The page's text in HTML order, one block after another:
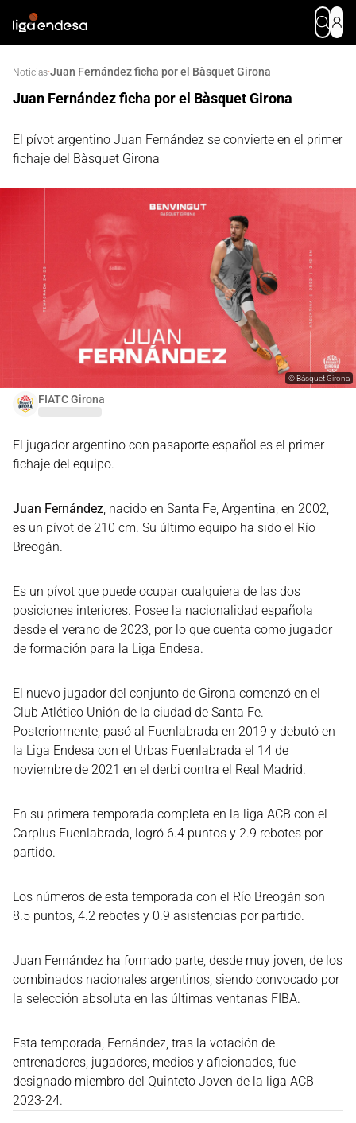
Noticias·Juan Fernández ficha por el Bàsquet Girona
Juan Fernández ficha por el Bàsquet Girona
El pívot argentino Juan Fernández se convierte en el primer
fichaje del Bàsquet Girona
FIATC Girona
© Bàsquet Girona
El jugador argentino con pasaporte español es el primer
fichaje del equipo.
Juan Fernández, nacido en Santa Fe, Argentina, en 2002,
es un pívot de 210 cm. Su último equipo ha sido el Río
Breogán.
Es un pívot que puede ocupar cualquiera de las dos
posiciones interiores. Posee la nacionalidad española
desde el verano de 2023, por lo que cuenta como jugador
de formación para la Liga Endesa.
El nuevo jugador del conjunto de Girona comenzó en el
Club Atlético Unión de la ciudad de Santa Fe.
Posteriormente, pasó al Fuenlabrada en 2019 y debutó en
la Liga Endesa con el Urbas Fuenlabrada el 14 de
noviembre de 2021 en el derbi contra el Real Madrid.
En su primera temporada completa en la liga ACB con el
Carplus Fuenlabrada, logró 6.4 puntos y 2.9 rebotes por
partido.
Los números de esta temporada con el Río Breogán son
8.5 puntos, 4.2 rebotes y 0.9 asistencias por partido.
Juan Fernández ha formado parte, desde muy joven, de los
combinados nacionales argentinos, siendo convocado por
la selección absoluta en las últimas ventanas FIBA.
Esta temporada, Fernández, tras la votación de
entrenadores, jugadores, medios y aficionados, fue
designado miembro del Quinteto Joven de la liga ACB
2023-24.